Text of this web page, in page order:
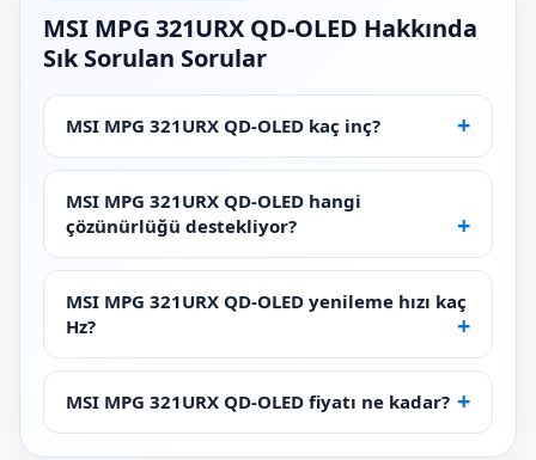
MSI MPG 321URX QD-OLED Hakkında
Sık Sorulan Sorular
MSI MPG 321URX QD-OLED kaç inç?
MSI MPG 321URX QD-OLED hangi
çözünürlüğü destekliyor?
MSI MPG 321URX QD-OLED yenileme hızı kaç
Hz?
MSI MPG 321URX QD-OLED fiyatı ne kadar?